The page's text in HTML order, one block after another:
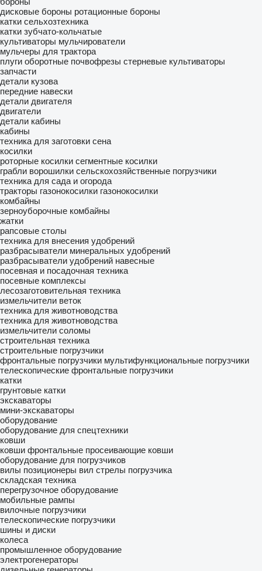
дисковые бороны ротационные бороны
катки сельхозтехника
катки зубчато-кольчатые
культиваторы мульчирователи
мульчеры для трактора
плуги оборотные почвофрезы стерневые культиваторы
запчасти
детали кузова
передние навески
детали двигателя
двигатели
детали кабины
кабины
техника для заготовки сена
косилки
роторные косилки сегментные косилки
грабли ворошилки сельскохозяйственные погрузчики
техника для сада и огорода
тракторы газонокосилки газонокосилки
комбайны
зерноуборочные комбайны
жатки
рапсовые столы
техника для внесения удобрений
разбрасыватели минеральных удобрений
разбрасыватели удобрений навесные
посевная и посадочная техника
посевные комплексы
лесозаготовительная техника
измельчители веток
техника для животноводства
техника для животноводства
измельчители соломы
строительная техника
строительные погрузчики
фронтальные погрузчики мультифункциональные погрузчики
телескопические фронтальные погрузчики
катки
грунтовые катки
экскаваторы
мини-экскаваторы
оборудование
оборудование для спецтехники
ковши
ковши фронтальные просеивающие ковши
оборудование для погрузчиков
вилы позиционеры вил стрелы погрузчика
складская техника
перегрузочное оборудование
мобильные рампы
вилочные погрузчики
телескопические погрузчики
шины и диски
колеса
промышленное оборудование
электрогенераторы